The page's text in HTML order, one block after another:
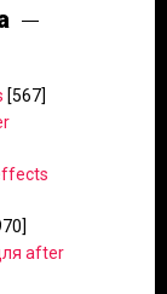
[567]
after